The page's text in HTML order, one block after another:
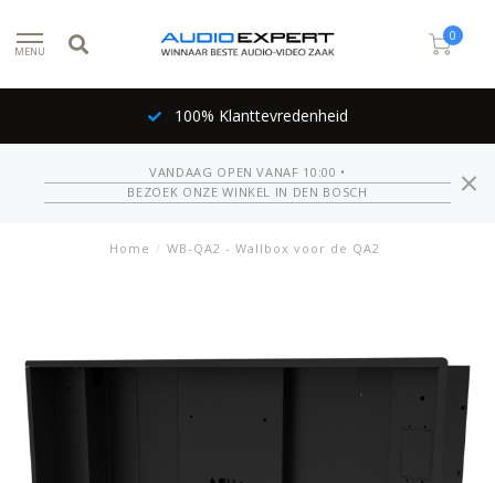
MENU
0
100% Klanttevredenheid
VANDAAG OPEN VANAF 10:00 •
BEZOEK ONZE WINKEL IN DEN BOSCH
Home / WB-QA2 - Wallbox voor de QA2